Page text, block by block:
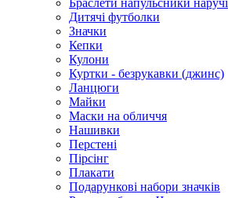
Браслети напульсники наручі
Дитячі футболки
Значки
Кепки
Кулони
Куртки - безрукавки (джинс)
Ланцюги
Майки
Маски на обличчя
Нашивки
Перстені
Пірсінг
Плакати
Подарункові набори значків